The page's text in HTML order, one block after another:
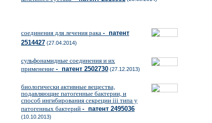
соединения для лечения рака - патент
2514427 (27.04.2014)
сульфонамидные соединения и их
применение - патент 2502730 (27.12.2013)
биологически активные вещества,
подавляющие патогенные бактерии, и
способ ингибирования секреции iii типа у
патогенных бактерий - патент 2495036
(10.10.2013)